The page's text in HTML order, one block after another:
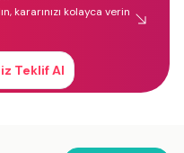
kararınızı kolayca verin
Teklif Al